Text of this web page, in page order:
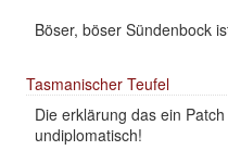
Böser, böser Sündenbock
Tasmanischer Teufel
Die erklärung das ein
undiplomatisch!